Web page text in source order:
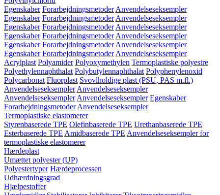
Egenskaber Forarbejdningsmetoder Anvendelseseksempler
Egenskaber Forarbejdningsmetoder Anvendelseseksempler
Egenskaber Forarbejdningsmetoder Anvendelseseksempler
Egenskaber Forarbejdningsmetoder Anvendelseseksempler
Egenskaber Forarbejdningsmetoder Anvendelseseksempler
Egenskaber Forarbejdningsmetoder Anvendelseseksempler
Acrylplast Polyamider Polyoxymethylen Termoplastiske polyestre
Polyethylennaphthalat Polybutylennaphthalat Polyphenylenoxid
Polycarbonat Fluorplast Svovlholdige plast (PSU, PAS m.fl.)
Anvendelseseksempler Anvendelseseksempler
Anvendelseseksempler Anvendelseseksempler Egenskaber
Forarbejdningsmetoder Anvendelseseksempler
Termoplastiske elastomerer
Styrenbaserede TPE Olefinbaserede TPE Urethanbaserede TPE
Esterbaserede TPE Amidbaserede TPE Anvendelseseksempler for
termoplastiske elastomerer
Hærdeplast
Umættet polyester (UP)
Polyestertyper Hærdeprocessen
Udhærdningsgrad
Hjælpestoffer